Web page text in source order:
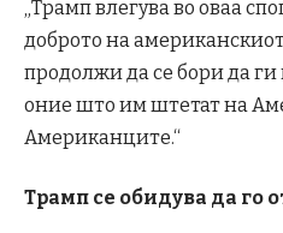
„Трамп влегува во оваа
доброто на
продолжи да се бори да
оние што им штетат на
Американците.“
Трамп се обидува да го